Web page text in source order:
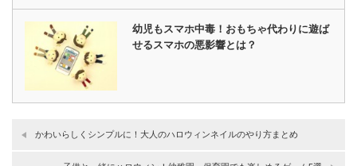
幼児もスマホ中毒！おもちゃ代わりに遊ば
せるスマホの悪影響とは？
かわいらしくシンプルに！大人のハロウィンネイルのやり方まとめ